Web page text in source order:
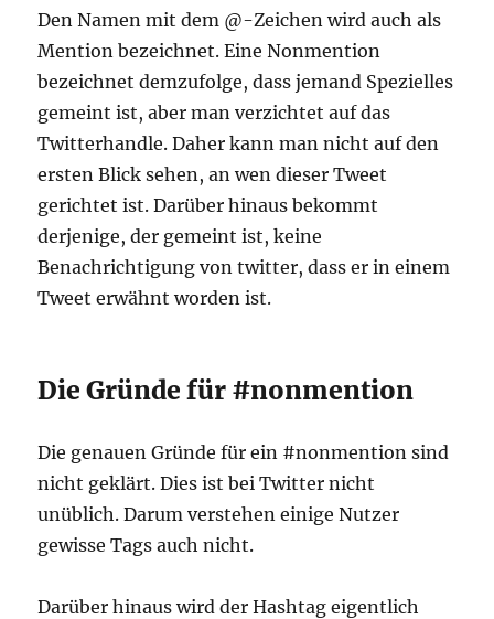
Den Namen mit dem @-Zeichen wird auch als
Mention bezeichnet. Eine Nonmention
bezeichnet demzufolge, dass jemand Spezielles
gemeint ist, aber man verzichtet auf das
Twitterhandle. Daher kann man nicht auf den
ersten Blick sehen, an wen dieser Tweet
gerichtet ist. Darüber hinaus bekommt
derjenige, der gemeint ist, keine
Benachrichtigung von twitter, dass er in einem
Tweet erwähnt worden ist.
Die Gründe für #nonmention
Die genauen Gründe für ein #nonmention sind
nicht geklärt. Dies ist bei Twitter nicht
unüblich. Darum verstehen einige Nutzer
gewisse Tags auch nicht.
Darüber hinaus wird der Hashtag eigentlich